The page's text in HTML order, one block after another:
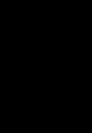
в отсеке «ствола». При
размеры под
— наиболее часто
Т и Large, сегодня
нового
узнать, какой
вольтаж и сила
привода — чем больше
выше должно быть